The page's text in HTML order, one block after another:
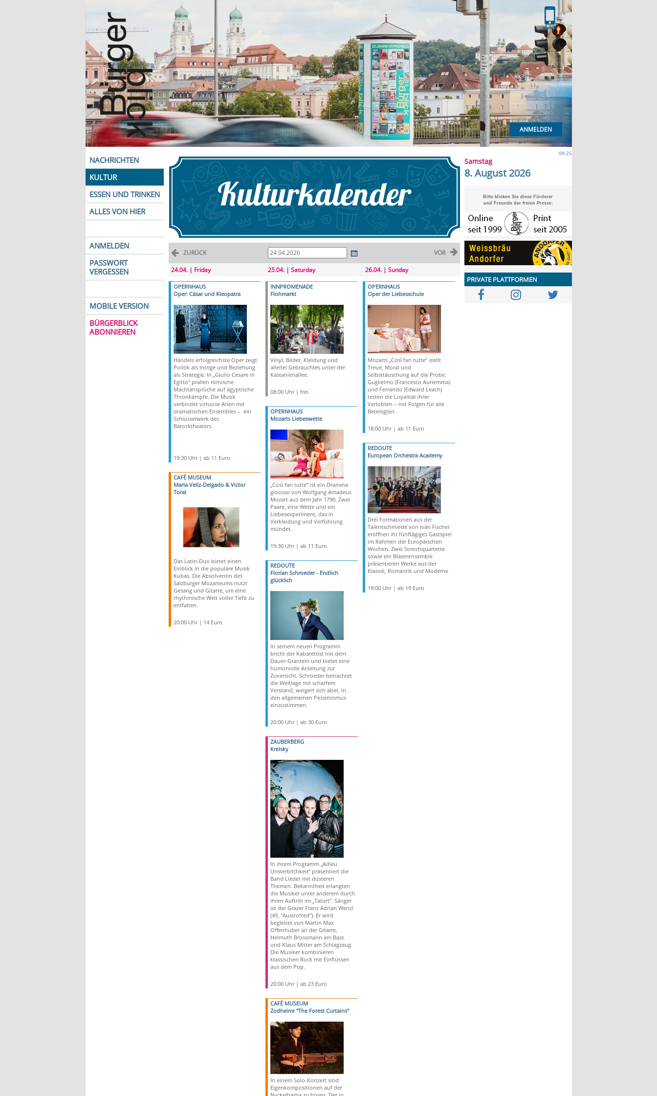
ANMELDEN
NACHRICHTEN
KULTUR
ESSEN UND TRINKEN
ALLES VON HIER
ANMELDEN
PASSWORT
VERGESSEN
MOBILE VERSION
BÜRGERBLICK
ABONNIEREN
ZURÜCK VOR
24.04. | Friday
OPERNHAUS
Oper: Cäsar und Kleopatra
Händels erfolgreichste Oper zeigt
Politik als Intrige und Beziehung
als Strategie. In „Giulio Cesare in
Egitto“ prallen römische
Machtansprüche auf ägyptische
Thronkämpfe. Die Musik
verbindet virtuose Arien mit
dramatischen Ensembles – ein
Schlüsselwerk des
Barocktheaters.
19:30 Uhr | ab 11 Euro
CAFÉ MUSEUM
Maria Veliz-Delgado & Victor
Toral
Das Latin-Duo bietet einen
Einblick in die populäre Musik
Kubas. Die Absolventin des
Salzburger Mozarteums nutzt
Gesang und Gitarre, um eine
rhythmische Welt voller Tiefe zu
entfalten.
20:00 Uhr | 14 Euro
25.04. | Saturday
INNPROMENADE
Flohmarkt
Vinyl, Bilder, Kleidung und
allerlei Gebrauchtes unter der
Kastanienallee.
08:00 Uhr | frei
OPERNHAUS
Mozarts Liebeswette
„Così fan tutte“ ist ein Dramma
giocoso von Wolfgang Amadeus
Mozart aus dem Jahr 1790. Zwei
Paare, eine Wette und ein
Liebesexperiment, das in
Verkleidung und Verführung
mündet.
19:30 Uhr | ab 11 Euro
REDOUTE
Florian Schroeder - Endlich
glücklich
In seinem neuen Programm
bricht der Kabarettist mit dem
Dauer-Granteln und bietet eine
humorvolle Anleitung zur
Zuversicht. Schroeder betrachtet
die Weltlage mit scharfem
Verstand, weigert sich aber, in
den allgemeinen Pessimismus
einzustimmen.
20:00 Uhr | ab 30 Euro
ZAUBERBERG
Kreisky
In ihrem Programm „Adieu
Unsterblichkeit“ präsentiert die
Band Lieder mit düsteren
Themen. Bekanntheit erlangten
die Musiker unter anderem durch
ihren Auftritt im „Tatort“. Sänger
ist der Grazer Franz Adrian Wenzl
(49, "Austrofred"). Er wird
begleitet von Martin Max
Offenhuber an der Gitarre,
Helmuth Brossmann am Bass
und Klaus Mitter am Schlagzeug.
Die Musiker kombinieren
klassischen Rock mit Einflüssen
aus dem Pop.
20:00 Uhr | ab 23 Euro
CAFÉ MUSEUM
Zodheimr "The Forest Curtains"
In einem Solo-Konzert sind
Eigenkompositionen auf der
26.04. | Sunday
OPERNHAUS
Oper der Liebesschule
Mozarts „Così fan tutte“ stellt
Treue, Moral und
Selbsttäuschung auf die Probe.
Guglielmo (Francesco Auriemma)
und Ferrando (Edward Leach)
testen die Loyalität ihrer
Verlobten – mit Folgen für alle
Beteiligten.
18:00 Uhr | ab 11 Euro
REDOUTE
European Orchestra Academy
Drei Formationen aus der
Talentschmiede von Iván Fischer
eröffnen ihr fünftägiges Gastspiel
im Rahmen der Europäischen
Wochen. Zwei Streichquartette
sowie ein Bläserensemble
präsentieren Werke aus der
Klassik, Romantik und Moderne
19:00 Uhr | ab 19 Euro
09:25
Samstag
8. August 2026
Bitte klicken Sie diese Förderer
und Freunde der freien Presse:
PRIVATE PLATTFORMEN